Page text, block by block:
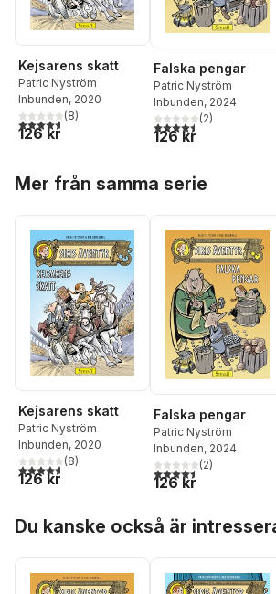
Kejsarens skatt
Patric Nyström
Inbunden, 2020
4,6utav 5 stjärnor. Totalt antal röster:
(8)
126 kr
Falska pengar
Patric Nyström
Inbunden, 2024
4,5utav 5 stjärnor.
(2)
126 kr
Mer från samma serie
Kejsarens skatt
Patric Nyström
Inbunden, 2020
4,6utav 5 stjärnor. Totalt antal röster:
(8)
126 kr
Falska pengar
Patric Nyström
Inbunden, 2024
4,5utav 5 stjärnor.
(2)
126 kr
Du kanske också är